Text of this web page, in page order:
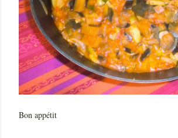
Bon appétit